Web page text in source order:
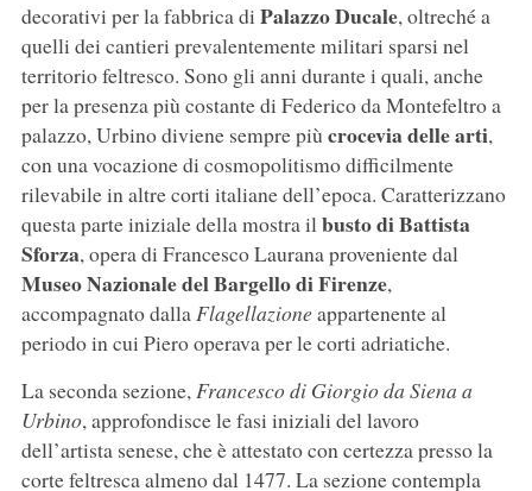
decorativi per la fabbrica di Palazzo Ducale, oltreché a
quelli dei cantieri prevalentemente militari sparsi nel
territorio feltresco. Sono gli anni durante i quali, anche
per la presenza più costante di Federico da Montefeltro a
palazzo, Urbino diviene sempre piùcrocevia delle arti,
con una vocazione di cosmopolitismo difficilmente
rilevabile in altre corti italiane dell’epoca. Caratterizzano
questa parte iniziale della mostra ilbusto di Battista
Sforza, opera di Francesco Laurana proveniente dal
Museo Nazionale del Bargello di Firenze,
accompagnato dallaFlagellazioneappartenente al
periodo in cui Piero operava per le corti adriatiche.
La seconda sezione,Francesco di Giorgio da Siena a
Urbino, approfondisce le fasi iniziali del lavoro
dell’artista senese, che è attestato con certezza presso la
corte feltresca almeno dal 1477. La sezione contempla